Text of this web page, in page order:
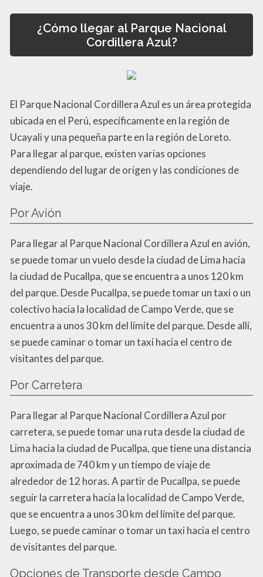
¿Cómo llegar al Parque Nacional
Cordillera Azul?
El Parque Nacional Cordillera Azul es un área protegida
ubicada en el Perú, específicamente en la región de
Ucayali y una pequeña parte en la región de Loreto.
Para llegar al parque, existen varias opciones
dependiendo del lugar de origen y las condiciones de
viaje.
Por Avión
Para llegar al Parque Nacional Cordillera Azul en avión,
se puede tomar un vuelo desde la ciudad de Lima hacia
la ciudad de Pucallpa, que se encuentra a unos 120 km
del parque. Desde Pucallpa, se puede tomar un taxi o un
colectivo hacia la localidad de Campo Verde, que se
encuentra a unos 30 km del límite del parque. Desde allí,
se puede caminar o tomar un taxi hacia el centro de
visitantes del parque.
Por Carretera
Para llegar al Parque Nacional Cordillera Azul por
carretera, se puede tomar una ruta desde la ciudad de
Lima hacia la ciudad de Pucallpa, que tiene una distancia
aproximada de 740 km y un tiempo de viaje de
alrededor de 12 horas. A partir de Pucallpa, se puede
seguir la carretera hacia la localidad de Campo Verde,
que se encuentra a unos 30 km del límite del parque.
Luego, se puede caminar o tomar un taxi hacia el centro
de visitantes del parque.
Opciones de Transporte desde Campo